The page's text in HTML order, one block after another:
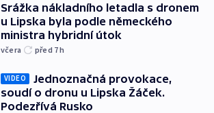
Srážka nákladního letadla s dronem
u Lipska byla podle německého
ministra hybridní útok
včera před 7h
VIDEO
Jednoznačná provokace,
soudí o dronu u Lipska Žáček.
Podezřívá Rusko